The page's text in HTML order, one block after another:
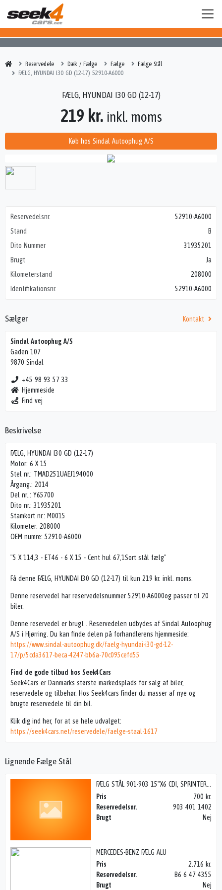
Reservedele Dæk / Fælge Fælge
Fælge Stål
FÆLG, HYUNDAI I30 GD (12-17) 52910-A6000
219 kr. inkl. moms
Køb hos Sindal Autoophug A/S
Reservedelsnr.
52910-A6000
Stand
B
Dito Nummer
31935201
Brugt
Ja
Kilometerstand
208000
Identifikationsnr.
52910-A6000
Sælger Kontakt
Sindal Autoophug A/S
Gaden 107
9870 Sindal
+45 98 93 57 33
Hjemmeside
Find vej
Lignende Fælge Stål
Pris
700 kr.
Reservedelsnr.
903 401 1402
Brugt
Nej
MERCEDES-BENZ FÆLG ALU
Pris
2.716 kr.
Reservedelsnr.
B6 6 47 4355
Brugt
Nej
FÆLG, HYUNDAI I30 GD (12-17)
Beskrivelse
FÆLG, HYUNDAI I30 GD (12-17)
Motor: 6 X 15
Stel nr.: TMAD251UAEJ194000
Årgang.: 2014
Del nr..: Y65700
Dito nr.: 31935201
Stamkort nr.: M0015
Kilometer: 208000
OEM numre: 52910-A6000
"5 X 114,3 - ET46 - 6 X 15 - Cent hul 67,1Sort stål fælg"
Få denne FÆLG, HYUNDAI I30 GD (12-17) til kun 219 kr. inkl. moms.
Denne reservedel har reservedelsnummer 52910-A6000og passer til 20
biler.
Denne reservedel er brugt . Reservedelen udbydes af Sindal Autoophug
A/S i Hjørring. Du kan finde delen på forhandlerens hjemmeside:
https://www.sindal-autoophug.dk/faelg-hyundai-i30-gd-12-
17/p/5cda3617-beca-4247-bb6a-70c095cefd55
Find de gode tilbud hos Seek4Cars
Seek4Cars er Danmarks største markedsplads for salg af biler,
reservedele og tilbehør. Hos Seek4cars finder du masser af nye og
brugte reservedele til din bil.
Klik dig ind her, for at se hele udvalget:
https://seek4cars.net/reservedele/faelge-staal-1617